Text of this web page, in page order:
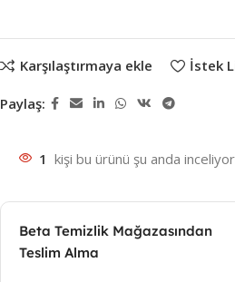
Karşılaştırmaya ekle İstek
Paylaş:
1 kişi bu ürünü şu anda
Beta Temizlik Mağazasından
Teslim Alma